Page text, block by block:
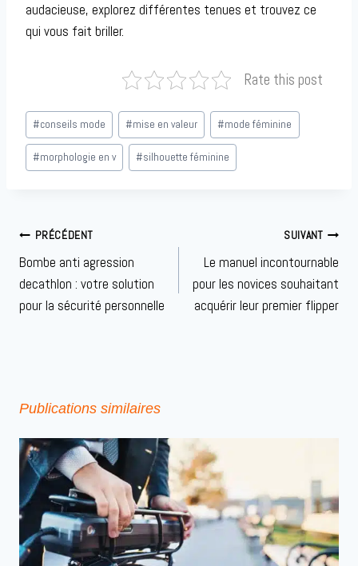
audacieuse, explorez différentes tenues et trouvez ce
qui vous fait briller.
Rate this post
Étiquettes
de
la
#conseils mode #mise en valeur #mode féminine
#morphologie en v #silhouette féminine
Navigation
de
PRÉCÉDENT
Bombe anti agression
decathlon : votre solution
pour la sécurité personnelle
SUIVANT
Le manuel incontournable
pour les novices souhaitant
acquérir leur premier flipper
Publications similaires